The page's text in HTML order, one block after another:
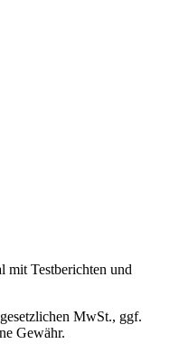
mit Testberichten und
MwSt., ggf.
Gewähr.